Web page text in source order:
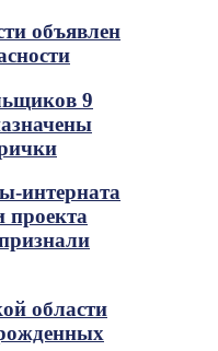
объявлен
9
интерната
области